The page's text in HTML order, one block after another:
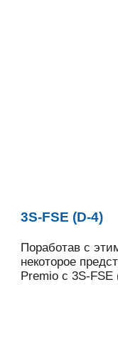
3S-FSE (D-4)
Поработав с
некоторое
Premio с 3S-FSE